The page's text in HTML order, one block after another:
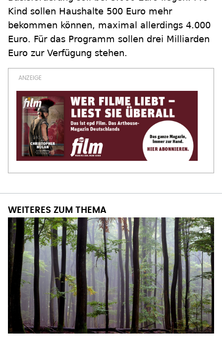
Kind sollen Haushalte 500 Euro mehr
bekommen können, maximal allerdings 4.000
Euro. Für das Programm sollen drei Milliarden
Euro zur Verfügung stehen.
WEITERES ZUM THEMA